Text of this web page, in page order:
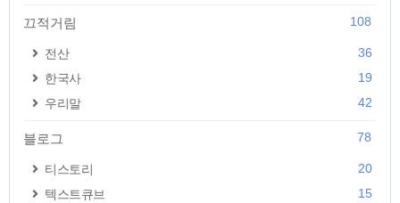
끄적거림 108
전산
36
한국사
19
우리말
42
블로그 78
티스토리
20
텍스트큐브
15